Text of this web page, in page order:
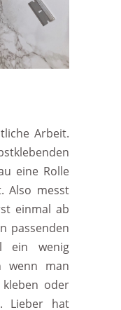
Arbeit.
eine Rolle
Also messt
einmal ab
passenden
ein wenig
wenn man
oder
Lieber hat